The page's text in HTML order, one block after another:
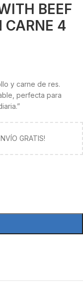
BEEF
CARNE 4
y carne de res.
perfecta para
GRATIS!